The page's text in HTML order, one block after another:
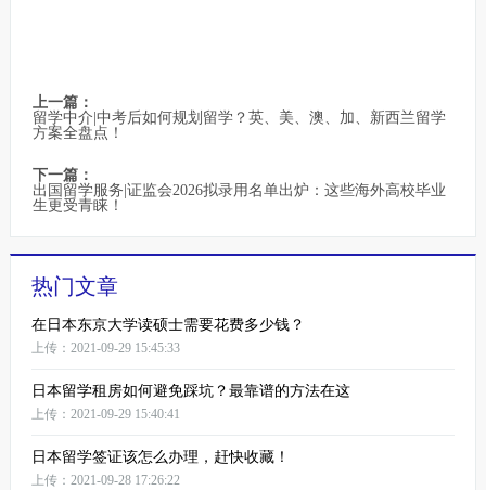
上一篇：
留学中介|中考后如何规划留学？英、美、澳、加、新西兰留学
方案全盘点！
下一篇：
出国留学服务|证监会2026拟录用名单出炉：这些海外高校毕业
生更受青睐！
热门文章
在日本东京大学读硕士需要花费多少钱？
上传：2021-09-29 15:45:33
日本留学租房如何避免踩坑？最靠谱的方法在这
上传：2021-09-29 15:40:41
日本留学签证该怎么办理，赶快收藏！
上传：2021-09-28 17:26:22